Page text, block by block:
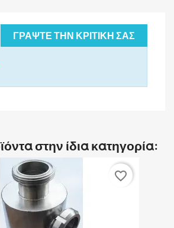
ΓΡΆΨΤΕ ΤΗΝ ΚΡΙΤΙΚΉ ΣΑΣ
στην ίδια κατηγορία:
favorite_border